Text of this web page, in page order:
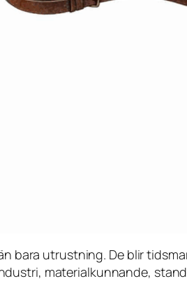
bara utrustning. De blir
materialkunnande,